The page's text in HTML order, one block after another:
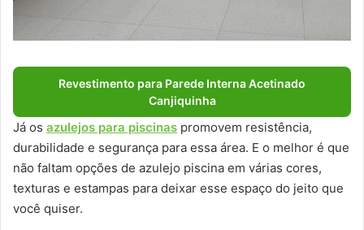
Revestimento para Parede Interna Acetinado
Canjiquinha
Já os azulejos para piscinas promovem resistência,
durabilidade e segurança para essa área. E o melhor é que
não faltam opções de azulejo piscina em várias cores,
texturas e estampas para deixar esse espaço do jeito que
você quiser.